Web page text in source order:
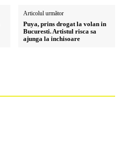
Articolul următor
Puya, prins drogat la volan in
Bucuresti. Artistul risca sa
ajunga la inchisoare